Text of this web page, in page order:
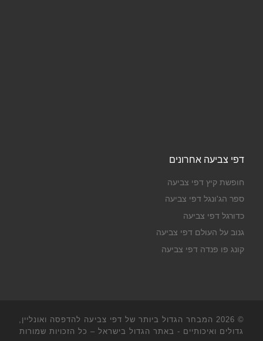
דפי צביעה אחרונים
חופשת קיץ דפי צביעה
ספר הג'ונגל דפי צביעה
כדורגל דפי צביעה
גנוב על העולם דפי צביעה
קונג פו פנדה דפי צביעה
© 2026
המבחר הגדול ביותר של דפי צביעה להדפסה ואונליין,
גדולים ואיכותיים - באתר הגדול בישראל – כל הזכויות שמורות